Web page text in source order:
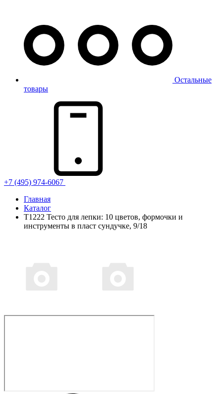
Остальные
товары
+7 (495) 974-6067
Главная
Каталог
T1222 Тесто для лепки: 10 цветов, формочки и
инструменты в пласт сундучке, 9/18